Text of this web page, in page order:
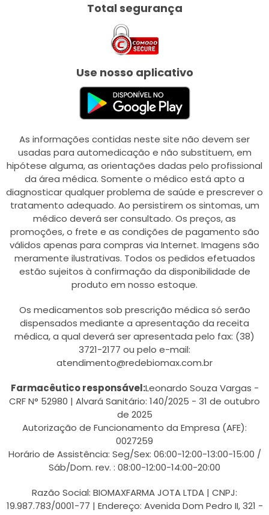
Total segurança
Use nosso aplicativo
As informações contidas neste site não devem ser
usadas para automedicação e não substituem, em
hipótese alguma, as orientações dadas pelo profissional
da área médica. Somente o médico está apto a
diagnosticar qualquer problema de saúde e prescrever o
tratamento adequado. Ao persistirem os sintomas, um
médico deverá ser consultado. Os preços, as
promoções, o frete e as condições de pagamento são
válidos apenas para compras via Internet. Imagens são
meramente ilustrativas. Todos os pedidos efetuados
estão sujeitos à confirmação da disponibilidade de
produto em nosso estoque.
Os medicamentos sob prescrição médica só serão
dispensados mediante a apresentação da receita
médica, a qual deverá ser apresentada pelo fax: (38)
3721-2177 ou pelo e-mail:
atendimento@redebiomax.com.br
Farmacêutico responsável:Leonardo Souza Vargas -
CRF N° 52980 | Alvará Sanitário: 140/2025 - 31 de outubro
de 2025
Autorização de Funcionamento da Empresa (AFE):
0027259
Horário de Assistência: Seg/Sex: 06:00-12:00-13:00-15:00 /
Sáb/Dom. rev. : 08:00-12:00-14:00-20:00
Razão Social: BIOMAXFARMA JOTA LTDA | CNPJ:
19.987.783/0001-77 | Endereço: Avenida Dom Pedro II, 321 -